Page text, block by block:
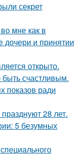
секрет
мне как в
дочери и принятии
открыто.
счастливым.
показов ради
28 лет.
5 безумных